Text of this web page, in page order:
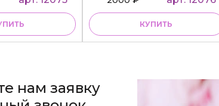
КУПИТЬ
нам заявку